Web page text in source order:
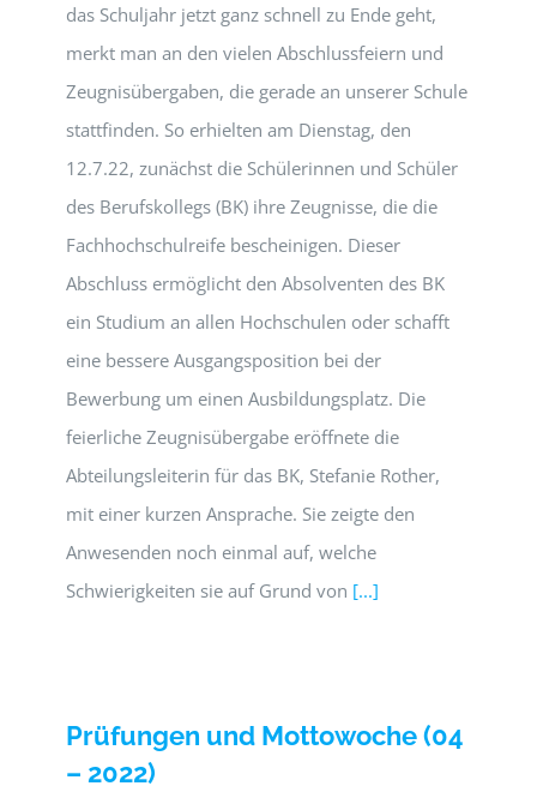
das Schuljahr jetzt ganz schnell zu Ende geht,
merkt man an den vielen Abschlussfeiern und
Zeugnisübergaben, die gerade an unserer Schule
stattfinden. So erhielten am Dienstag, den
12.7.22, zunächst die Schülerinnen und Schüler
des Berufskollegs (BK) ihre Zeugnisse, die die
Fachhochschulreife bescheinigen. Dieser
Abschluss ermöglicht den Absolventen des BK
ein Studium an allen Hochschulen oder schafft
eine bessere Ausgangsposition bei der
Bewerbung um einen Ausbildungsplatz. Die
feierliche Zeugnisübergabe eröffnete die
Abteilungsleiterin für das BK, Stefanie Rother,
mit einer kurzen Ansprache. Sie zeigte den
Anwesenden noch einmal auf, welche
Schwierigkeiten sie auf Grund von [...]
Prüfungen und Mottowoche (04
– 2022)